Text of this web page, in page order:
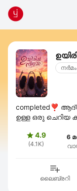
നര്‍മം
completed❣️ ആദ്യ കഥയാണ്. ഒരു ചെറിയ കഥ ( 44 part
ഉള്ള ഒരു ചെറിയ
4.9
(4.1K)
6
ലൈബ്രറി